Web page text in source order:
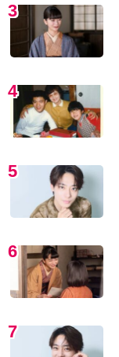
3
4
5
6
7